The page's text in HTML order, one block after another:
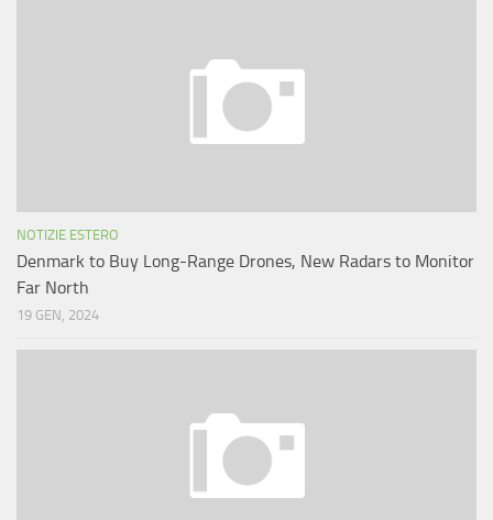
NOTIZIE ESTERO
Denmark to Buy Long-Range Drones, New Radars to Monitor
Far North
19 GEN, 2024